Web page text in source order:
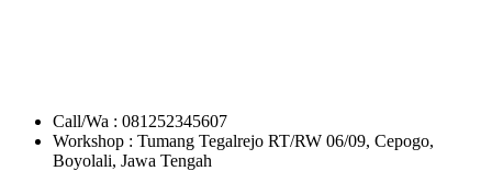
Call/Wa : 081252345607
Workshop : Tumang Tegalrejo RT/RW 06/09, Cepogo,
Boyolali, Jawa Tengah